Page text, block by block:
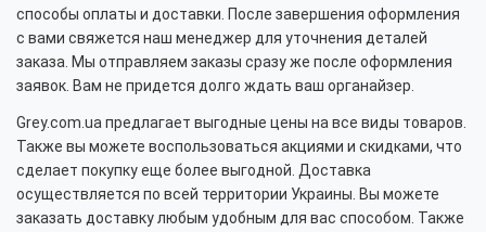
способы оплаты и доставки. После завершения оформления
с вами свяжется наш менеджер для уточнения деталей
заказа. Мы отправляем заказы сразу же после оформления
заявок. Вам не придется долго ждать ваш органайзер.
Grey.com.ua предлагает выгодные цены на все виды товаров.
Также вы можете воспользоваться акциями и скидками, что
сделает покупку еще более выгодной. Доставка
осуществляется по всей территории Украины. Вы можете
заказать доставку любым удобным для вас способом. Также